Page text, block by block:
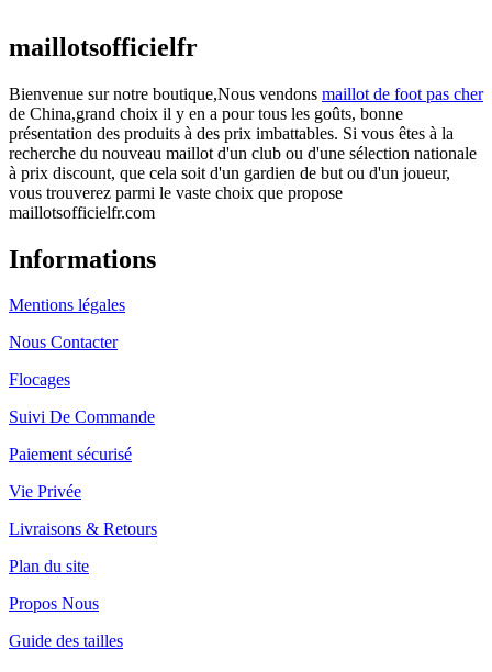
maillotsofficielfr
Bienvenue sur notre boutique,Nous vendons maillot de foot pas cher
de China,grand choix il y en a pour tous les goûts, bonne
présentation des produits à des prix imbattables. Si vous êtes à la
recherche du nouveau maillot d'un club ou d'une sélection nationale
à prix discount, que cela soit d'un gardien de but ou d'un joueur,
vous trouverez parmi le vaste choix que propose
maillotsofficielfr.com
Informations
Mentions légales
Nous Contacter
Flocages
Suivi De Commande
Paiement sécurisé
Vie Privée
Livraisons & Retours
Plan du site
Propos Nous
Guide des tailles